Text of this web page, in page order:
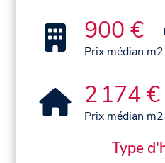
900 €
Prix médian
2 174 €
Prix médian
Type